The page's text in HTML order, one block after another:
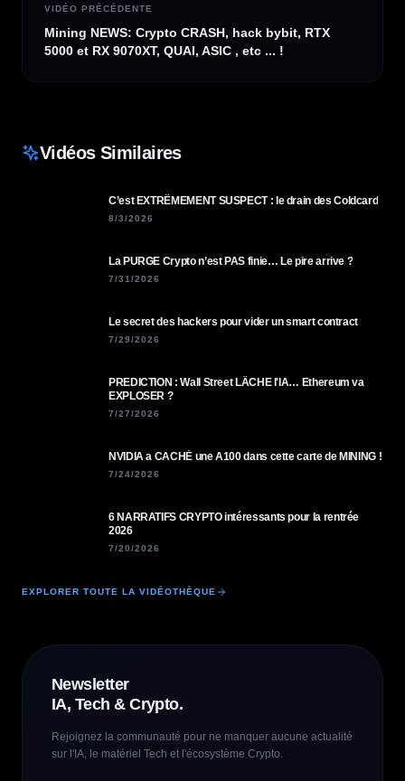
VIDÉO PRÉCÉDENTE
Mining NEWS: Crypto CRASH, hack bybit, RTX
5000 et RX 9070XT, QUAI, ASIC , etc ... !
Vidéos Similaires
C’est EXTRÊMEMENT SUSPECT : le drain des Coldcard
8/3/2026
La PURGE Crypto n’est PAS finie… Le pire arrive ?
7/31/2026
Le secret des hackers pour vider un smart contract
7/29/2026
PREDICTION : Wall Street LÂCHE l'IA… Ethereum va
EXPLOSER ?
7/27/2026
NVIDIA a CACHÉ une A100 dans cette carte de MINING !
7/24/2026
6 NARRATIFS CRYPTO intéressants pour la rentrée
2026
7/20/2026
EXPLORER TOUTE LA VIDÉOTHÈQUE
Newsletter
IA, Tech & Crypto.
Rejoignez la communauté pour ne manquer aucune actualité
sur l'IA, le matériel Tech et l'écosystème Crypto.